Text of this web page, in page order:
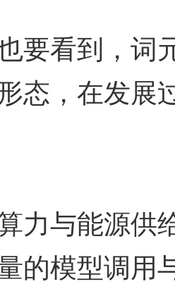
看到，词
态，在发展
与能源供
的模型调用